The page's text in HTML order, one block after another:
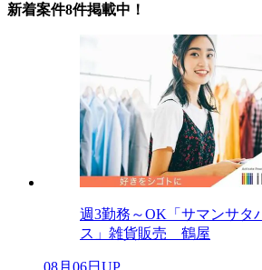
新着案件8件掲載中！
週3勤務～OK「サマンサタ
ス」雑貨販売 鶴屋
08月06日UP